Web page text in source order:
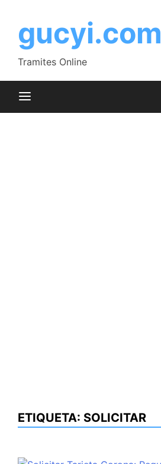
contenido
gucyi.com
Tramites Online
ETIQUETA: SOLICITAR